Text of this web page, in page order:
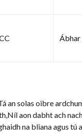
Ábhar
an solas oibre
aon dabht ach
na bliana agus tú